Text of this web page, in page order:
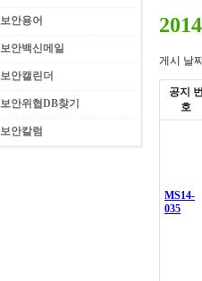
보안용어
보안백신메일
보안캘린더
보안위협DB찾기
보안칼럼
게시 날
공지 번
호
MS14-
035